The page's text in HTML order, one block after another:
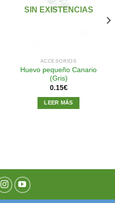
lista de
SIN EXISTENCIAS
ACCESORIOS
Huevo pequeño Canario
(Gris)
0.15€
LEER MÁS